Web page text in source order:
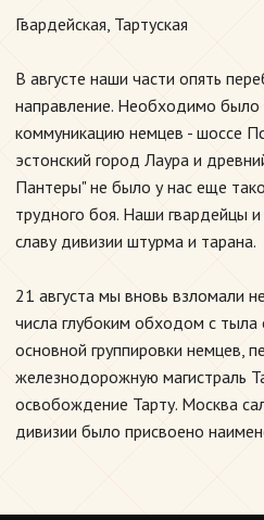
Гвардейская, Тартуская
В августе наши части опять
направление. Необходимо
коммуникацию немцев - шоссе
эстонский город Лаура и
Пантеры" не было у нас еще
трудного боя. Наши гвардейцы
славу дивизии штурма и тарана.
21 августа мы вновь взломали
числа глубоким обходом с тыла
основной группировки немцев,
железнодорожную магистраль
освобождение Тарту. Москва
дивизии было присвоено